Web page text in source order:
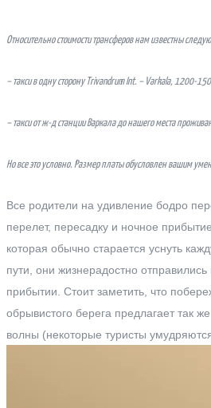
Относительно стоимости трансферов нам известны
– такси в одну сторону Trivandrum Int. – Varkala, 1200-
– такси от ж-д станции Варкала до нашего места
Но все это условно. Размер платы обусловлен вашим
Все родители на удивление бодро
перелет, пересадку и ночное
которая обычно старается уснуть
пути, они жизнерадостно
прибытии. Стоит заметить, что
обрывистого берега предлагает так
волны (некоторые туристы